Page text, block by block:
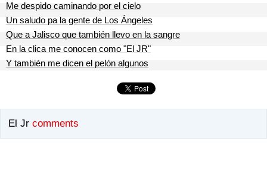
Me despido caminando por el cielo
Un saludo pa la gente de Los Ángeles
Que a Jalisco que también llevo en la sangre
En la clica me conocen como "El JR"
Y también me dicen el pelón algunos
El Jr comments